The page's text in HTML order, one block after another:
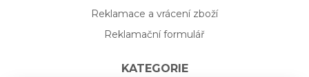
Reklamace a vrácení zboží
Reklamační formulář
KATEGORIE